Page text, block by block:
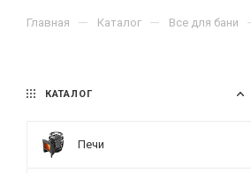
Главная — Каталог — Все для бани
КАТАЛОГ
Печи